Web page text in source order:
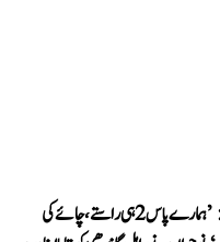
چھاتروں کی گونج LIVE: ’ہمارے پاس 2 ہی راستے، چائے کی